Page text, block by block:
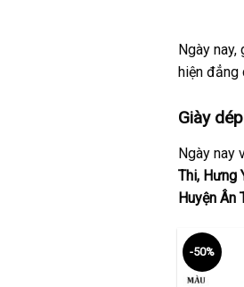
Ngày
hiện đẳng
Giày
Ngày nay
Thi, Hưng
Huyện Ân
-50%